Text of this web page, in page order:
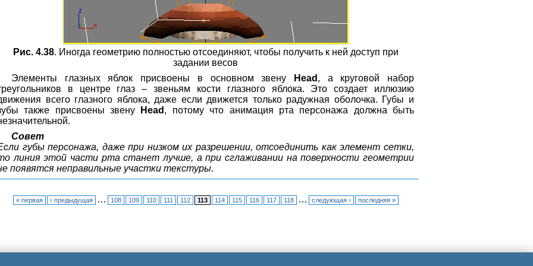
Рис. 4.38. Иногда геометрию полностью отсоединяют, чтобы получить к ней доступ при
задании весов
Элементы глазных яблок присвоены в основном звену
Head , а круговой набор
в центре глаз – звеньям кости глазного яблока. Это создает иллюзию
всего глазного яблока, даже если движется только радужная оболочка. Губы и
также присвоены звену
Head , потому что анимация рта персонажа должна быть
Совет
губы персонажа, даже при низком их разрешении, отсоединить как элемент сетки,
линия этой части рта станет лучше, а при сглаживании на поверхности геометрии
появятся неправильные участки текстуры.
« первая ‹ предыдущая … 108 109 110 111 112 113 114 115 116 117 118 … следующая › последняя »